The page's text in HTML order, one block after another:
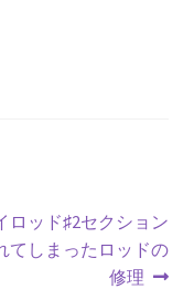
ロッド♯2セクション
てしまったロッドの
修理